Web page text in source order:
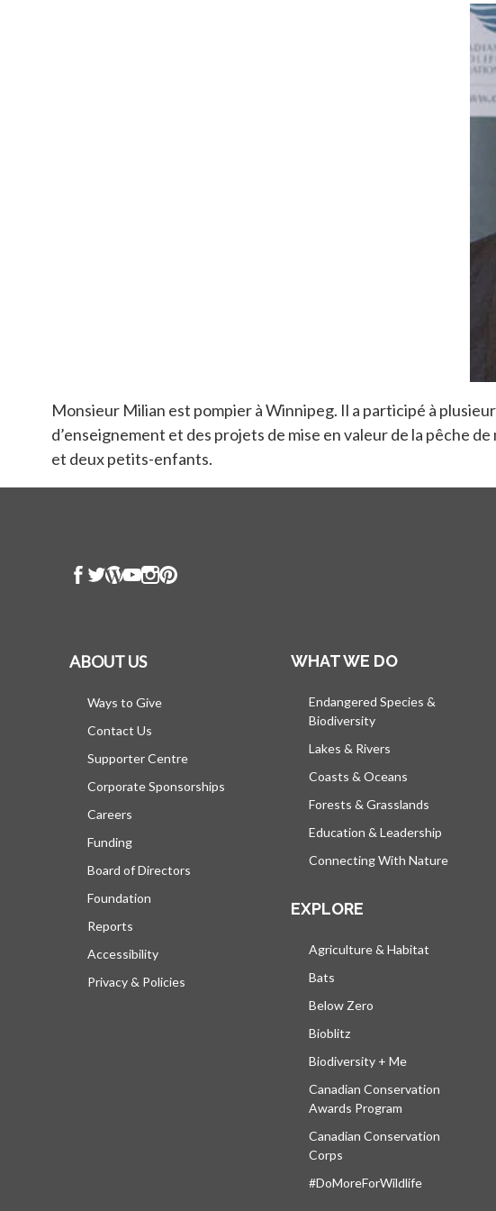
Monsieur Milian est pompier à Winnipeg. Il a participé à
d’enseignement et des projets de mise en valeur de la pêche
et deux petits-enfants.
ABOUT US
Ways to Give
Contact Us
Supporter Centre
Corporate Sponsorships
Careers
Funding
Board of Directors
Foundation
Reports
Accessibility
Privacy & Policies
WHAT WE DO
Endangered Species &
Biodiversity
Lakes & Rivers
Coasts & Oceans
Forests & Grasslands
Education & Leadership
Connecting With Nature
EXPLORE
Agriculture & Habitat
Bats
Below Zero
Bioblitz
Biodiversity + Me
Canadian Conservation
Awards Program
Canadian Conservation
Corps
#DoMoreForWildlife